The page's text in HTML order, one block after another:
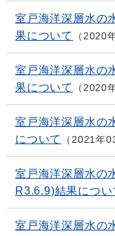
室戸海洋深層水の
果について
2020
室戸海洋深層水の
果について
2020
室戸海洋深層水の
について
2021年
室戸海洋深層水の
R3.6.9)結果につい
室戸海洋深層水の